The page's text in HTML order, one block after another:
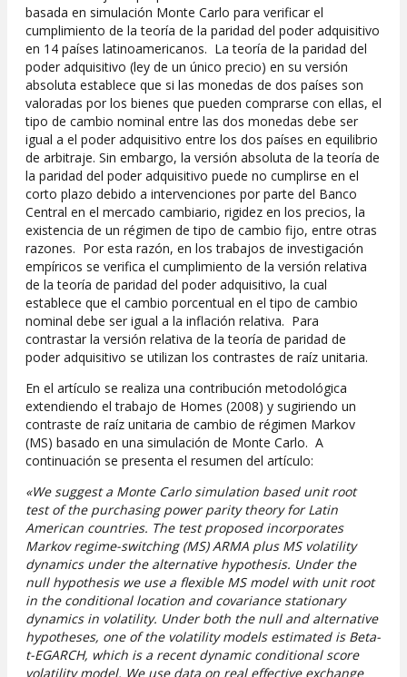
basada en simulación Monte Carlo para verificar el
cumplimiento de la teoría de la paridad del poder adquisitivo
en 14 países latinoamericanos. La teoría de la paridad del
poder adquisitivo (ley de un único precio) en su versión
absoluta establece que si las monedas de dos países son
valoradas por los bienes que pueden comprarse con ellas, el
tipo de cambio nominal entre las dos monedas debe ser
igual a el poder adquisitivo entre los dos países en equilibrio
de arbitraje. Sin embargo, la versión absoluta de la teoría de
la paridad del poder adquisitivo puede no cumplirse en el
corto plazo debido a intervenciones por parte del Banco
Central en el mercado cambiario, rigidez en los precios, la
existencia de un régimen de tipo de cambio fijo, entre otras
razones. Por esta razón, en los trabajos de investigación
empíricos se verifica el cumplimiento de la versión relativa
de la teoría de paridad del poder adquisitivo, la cual
establece que el cambio porcentual en el tipo de cambio
nominal debe ser igual a la inflación relativa. Para
contrastar la versión relativa de la teoría de paridad de
poder adquisitivo se utilizan los contrastes de raíz unitaria.
En el artículo se realiza una contribución metodológica
extendiendo el trabajo de Homes (2008) y sugiriendo un
contraste de raíz unitaria de cambio de régimen Markov
(MS) basado en una simulación de Monte Carlo. A
continuación se presenta el resumen del artículo:
«We suggest a Monte Carlo simulation based unit root
test of the purchasing power parity theory for Latin
American countries. The test proposed incorporates
Markov regime-switching (MS) ARMA plus MS volatility
dynamics under the alternative hypothesis. Under the
null hypothesis we use a flexible MS model with unit root
in the conditional location and covariance stationary
dynamics in volatility. Under both the null and alternative
hypotheses, one of the volatility models estimated is Beta-
t-EGARCH, which is a recent dynamic conditional score
volatility model. We use data on real effective exchange